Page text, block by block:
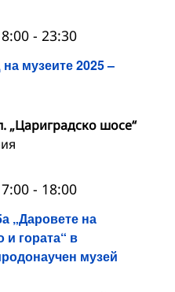
музеите 2025 –
- 23:30
шосе“
„Даровете на
и гората“ в
музей
- 18:00